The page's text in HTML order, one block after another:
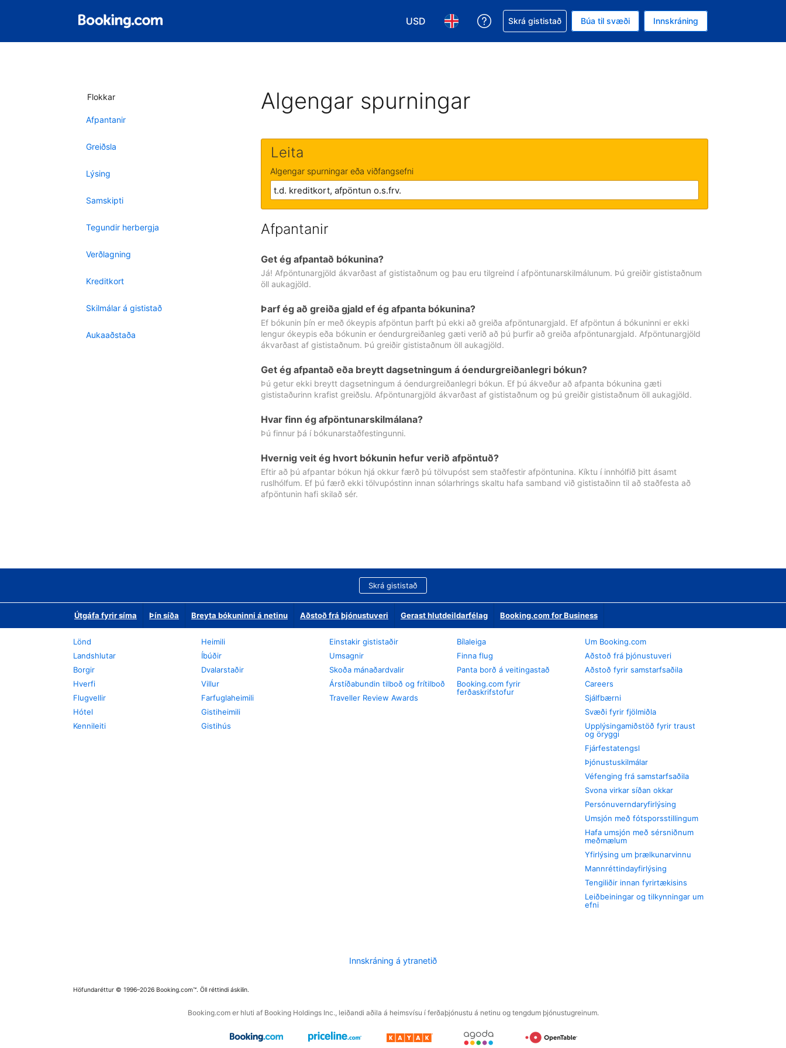
USD
Veldu gjaldmiðil. Í augnablikinu er gjaldmiðillinn Bandaríkjadalur
Veldu þitt tungumál. Í augnablikinu er tungumál þitt Íslensku
Fá aðstoð við bókunina
Skrá gististað Búa til svæði Innskráning
Flokkar
Afpantanir
Greiðsla
Lýsing
Samskipti
Tegundir herbergja
Verðlagning
Kreditkort
Skilmálar á gististað
Aukaaðstaða
Algengar spurningar
Leita
Algengar spurningar eða viðfangsefni
Afpantanir
Get ég afpantað bókunina?
Já! Afpöntunargjöld ákvarðast af gististaðnum og þau eru tilgreind í afpöntunarskilmálunum. Þú greiðir gististaðnum
öll aukagjöld.
Þarf ég að greiða gjald ef ég afpanta bókunina?
Ef bókunin þín er með ókeypis afpöntun þarft þú ekki að greiða afpöntunargjald. Ef afpöntun á bókuninni er ekki
lengur ókeypis eða bókunin er óendurgreiðanleg gæti verið að þú þurfir að greiða afpöntunargjald. Afpöntunargjöld
ákvarðast af gististaðnum. Þú greiðir gististaðnum öll aukagjöld.
Get ég afpantað eða breytt dagsetningum á óendurgreiðanlegri bókun?
Þú getur ekki breytt dagsetningum á óendurgreiðanlegri bókun. Ef þú ákveður að afpanta bókunina gæti
gististaðurinn krafist greiðslu. Afpöntunargjöld ákvarðast af gististaðnum og þú greiðir gististaðnum öll aukagjöld.
Hvar finn ég afpöntunarskilmálana?
Þú finnur þá í bókunarstaðfestingunni.
Hvernig veit ég hvort bókunin hefur verið afpöntuð?
Eftir að þú afpantar bókun hjá okkur færð þú tölvupóst sem staðfestir afpöntunina. Kíktu í innhólfið þitt ásamt
ruslhólfum. Ef þú færð ekki tölvupóstinn innan sólarhrings skaltu hafa samband við gististaðinn til að staðfesta að
afpöntunin hafi skilað sér.
Skrá gististað
Útgáfa fyrir síma Þín síða Breyta bókuninni á netinu Aðstoð frá þjónustuveri Gerast hlutdeildarfélag Booking.com for Business
Lönd
Landshlutar
Borgir
Hverfi
Flugvellir
Hótel
Kennileiti
Heimili
Íbúðir
Dvalarstaðir
Villur
Farfuglaheimili
Gistiheimili
Gistihús
Einstakir gististaðir
Umsagnir
Skoða mánaðardvalir
Árstíðabundin tilboð og frítilboð
Traveller Review Awards
Bílaleiga
Finna flug
Panta borð á veitingastað
Booking.com fyrir
ferðaskrifstofur
Um Booking.com
Aðstoð frá þjónustuveri
Aðstoð fyrir samstarfsaðila
Careers
Sjálfbærni
Svæði fyrir fjölmiðla
Upplýsingamiðstöð fyrir traust
og öryggi
Fjárfestatengsl
Þjónustuskilmálar
Véfenging frá samstarfsaðila
Svona virkar síðan okkar
Persónuverndaryfirlýsing
Umsjón með fótsporsstillingum
Hafa umsjón með sérsniðnum
meðmælum
Yfirlýsing um þrælkunarvinnu
Mannréttindayfirlýsing
Tengiliðir innan fyrirtækisins
Leiðbeiningar og tilkynningar um
efni
Innskráning á ytranetið
Höfundaréttur © 1996–2026 Booking.com™. Öll réttindi áskilin.
Booking.com er hluti af Booking Holdings Inc., leiðandi aðila á heimsvísu í ferðaþjónustu á netinu og tengdum þjónustugreinum.